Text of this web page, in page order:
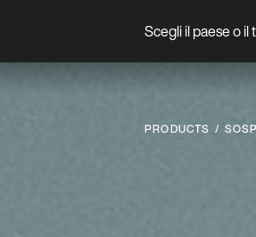
Scegli il paese o
PRODUCTS